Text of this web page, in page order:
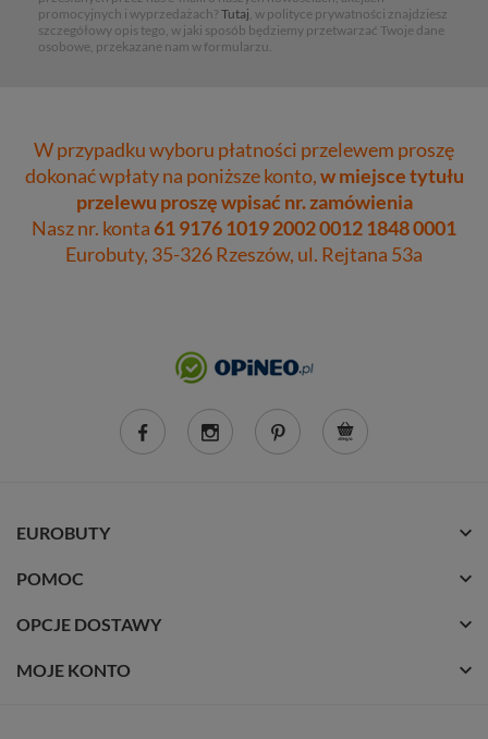
promocyjnych i wyprzedażach? Tutaj, w polityce prywatności znajdziesz
szczegółowy opis tego, w jaki sposób będziemy przetwarzać Twoje dane
osobowe, przekazane nam w formularzu.
W przypadku wyboru płatności przelewem proszę
dokonać wpłaty na poniższe konto,w miejsce tytułu
przelewu proszę wpisać nr. zamówienia
Nasz nr. konta61 9176 1019 2002 0012 1848 0001
Eurobuty, 35-326 Rzeszów, ul. Rejtana 53a
EUROBUTY
POMOC
OPCJE DOSTAWY
MOJE KONTO